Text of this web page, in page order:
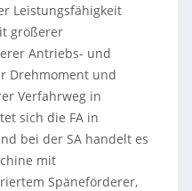
Leistungsfähigkeit
größerer
Antriebs- und
Drehmoment und
Verfahrweg in
sich die FA in
bei der SA handelt es
mit
Späneförderer,